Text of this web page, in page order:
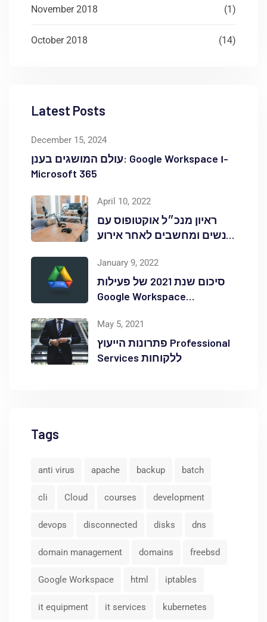
November 2018 (1)
October 2018 (14)
Latest Posts
December 15, 2024
עולם המושגים בענן: Google Workspace ו-
Microsoft 365
April 10, 2022
ראיון מנכ״ל אוקטופוס עם
אנשים ומחשבים לאחר אירוע
January 9, 2022
סיכום שנת 2021 של פעילות
Google Workspace
May 5, 2021
פתרונות הייעוץ Professional
Services ללקוחות
Tags
anti virus apache backup batch
cli Cloud courses development
devops disconnected disks dns
domain management domains freebsd
Google Workspace html iptables
it equipment it services kubernetes